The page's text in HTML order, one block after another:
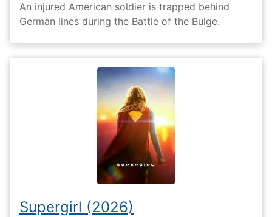
An injured American soldier is trapped behind
German lines during the Battle of the Bulge.
Supergirl (2026)